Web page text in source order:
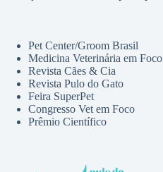
Pet Center/Groom Brasil
Medicina Veterinária em Foco
Revista Cães & Cia
Revista Pulo do Gato
Feira SuperPet
Congresso Vet em Foco
Prêmio Científico